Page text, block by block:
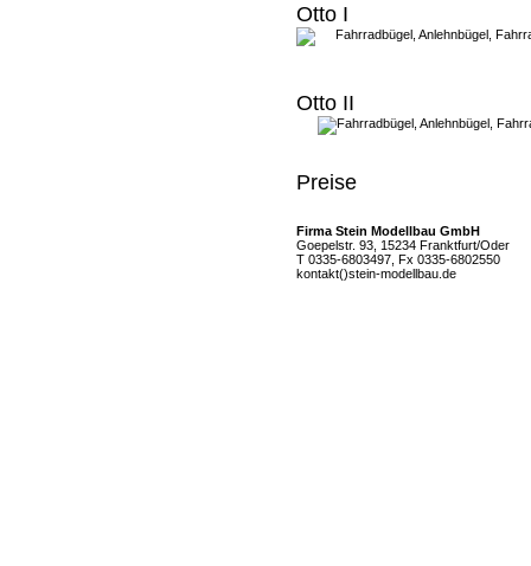
Otto I
Otto II
Preise
Firma Stein Modellbau GmbH
Goepelstr. 93, 15234 Franktfurt/Oder
T 0335-6803497, Fx 0335-6802550
kontakt()stein-modellbau.de